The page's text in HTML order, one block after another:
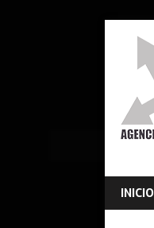
INICIO